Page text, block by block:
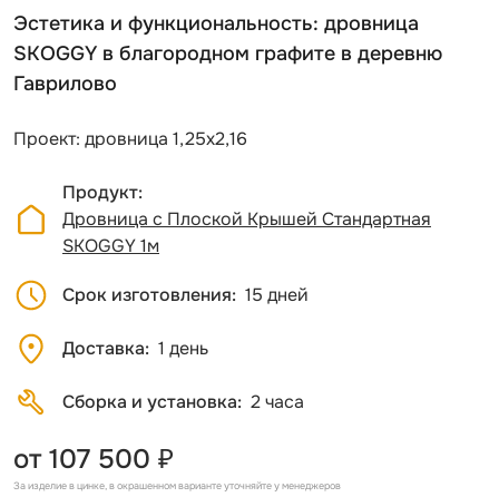
Эстетика и функциональность: дровница
SKOGGY в благородном графите в деревню
Гаврилово
Проект: дровница 1,25х2,16
Продукт
Дровница с Плоской Крышей Стандартная
SKOGGY 1м
Срок изготовления 15 дней
Доставка 1 день
Сборка и установка 2 часа
от 107 500 ₽
За изделие в цинке, в окрашенном варианте уточняйте у менеджеров